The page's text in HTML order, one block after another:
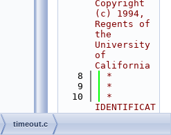
Copyright
(c) 1994,
Regents of
the
University
of
California
    8
*
    9
*
   10
*
IDENTIFICAT
   11
timeout.c